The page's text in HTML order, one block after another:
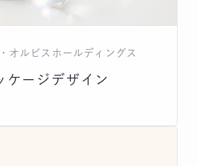
オルビスホールディングス
ケージデザイン